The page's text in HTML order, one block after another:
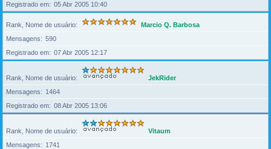
Registrado em
05 Abr 2005 10:40
Rank, Nome de usuário
Marcio Q. Barbosa
Mensagens
590
Registrado em
07 Abr 2005 12:17
Rank, Nome de usuário
JekRider
Mensagens
1464
Registrado em
08 Abr 2005 13:06
Rank, Nome de usuário
Vitaum
Mensagens
1741